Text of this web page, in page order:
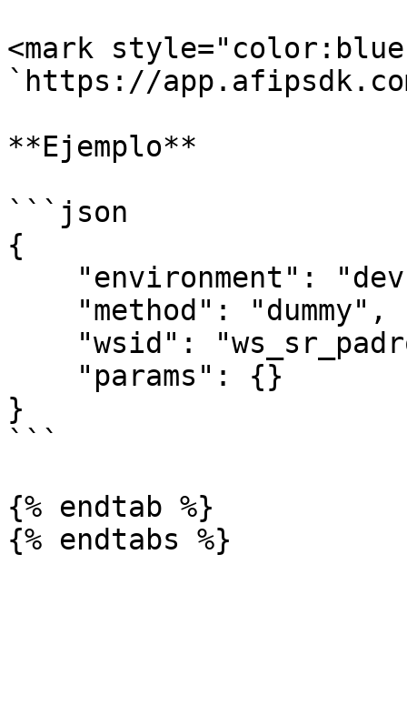
<mark
`https://
**Ejemplo**
```json
{
}
```
{% endtab %}